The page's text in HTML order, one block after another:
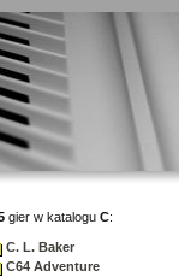
gier w katalogu C:
C. L. Baker
C64 Adventure